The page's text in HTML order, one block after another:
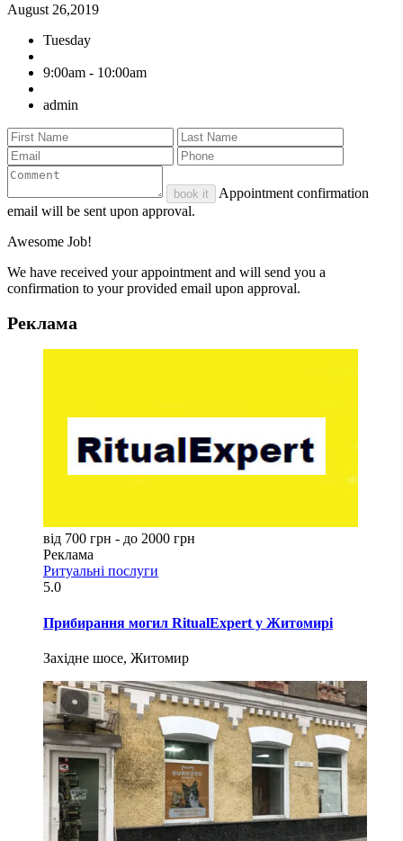
August 26,2019
Tuesday
9:00am - 10:00am
admin
book it
Appointment confirmation
email will be sent upon approval.
Awesome Job!
We have received your appointment and will send you a
confirmation to your provided email upon approval.
Реклама
від 700 грн - до 2000 грн
Реклама
Ритуальні послуги
5.0
Прибирання могил RitualExpert у Житомирі
Західне шосе, Житомир